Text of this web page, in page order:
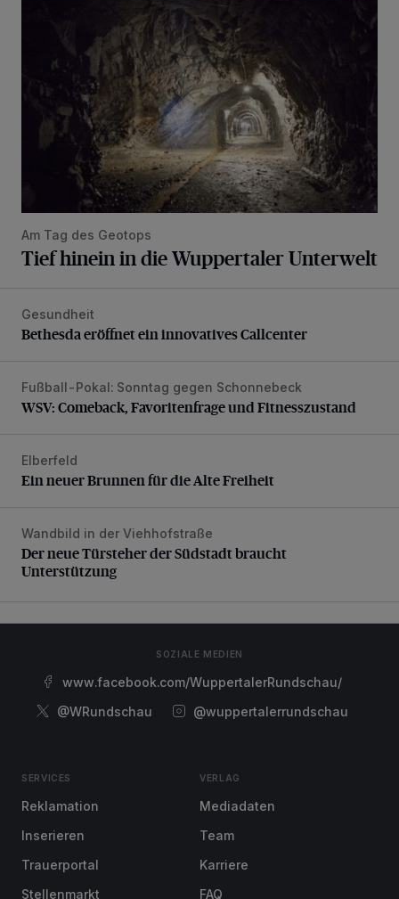
Am Tag des Geotops
Tief hinein in die Wuppertaler Unterwelt
Bethesda eröffnet ein innovatives Callcenter
Gesundheit
Bethesda eröffnet ein innovatives Callcenter
WSV: Comeback, Favoritenfrage und Fitnesszustand
Fußball-Pokal: Sonntag gegen Schonnebeck
WSV: Comeback, Favoritenfrage und Fitnesszustand
Ein neuer Brunnen für die Alte Freiheit
Elberfeld
Ein neuer Brunnen für die Alte Freiheit
Der neue Türsteher der Südstadt braucht Unterstützung
Wandbild in der Viehhofstraße
Der neue Türsteher der Südstadt braucht
Unterstützung
SOZIALE MEDIEN
www.facebook.com/WuppertalerRundschau/
@WRundschau
@wuppertalerrundschau
SERVICES
Reklamation
Inserieren
Trauerportal
Stellenmarkt
VERLAG
Mediadaten
Team
Karriere
FAQ